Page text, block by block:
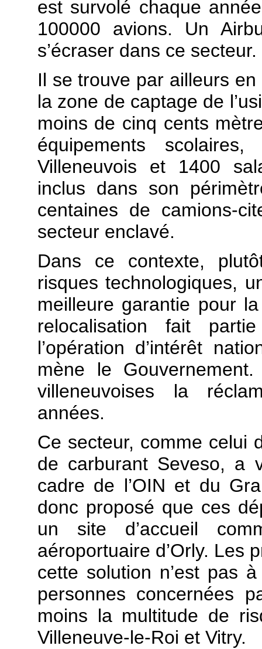
est survolé chaque
100000 avions. Un
s’écraser dans ce secteur.
Il se trouve par ailleurs
la zone de captage de
moins de cinq cents
équipements
Villeneuvois et 1400
inclus dans son
centaines de camions-
secteur enclavé.
Dans ce contexte,
risques technologiques,
meilleure garantie pour
relocalisation fait
l’opération d’intérêt
mène le
villeneuvoises la
années.
Ce secteur, comme celui
de carburant Seveso, a
cadre de l’OIN et du
donc proposé que ces
un site d’accueil
aéroportuaire d’Orly. Les
cette solution n’est pas
personnes concernées
moins la multitude de
Villeneuve-le-Roi et Vitry.